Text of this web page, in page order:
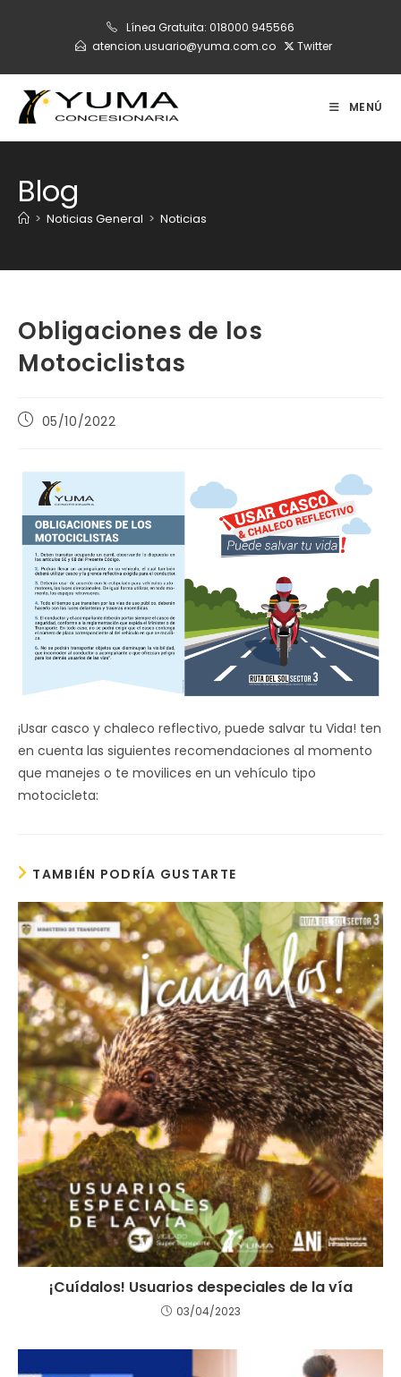
Línea Gratuita: 018000 945566
atencion.usuario@yuma.com.co
Twitter
MENÚ
Blog
> Noticias General > Noticias
Obligaciones de los
Motociclistas
Publicación
entrada:
05/10/2022
¡Usar casco y chaleco reflectivo, puede salvar tu Vida! ten
en cuenta las siguientes recomendaciones al momento
que manejes o te movilices en un vehículo tipo
motocicleta:
TAMBIÉN PODRÍA GUSTARTE
¡Cuídalos! Usuarios despeciales de la vía
03/04/2023